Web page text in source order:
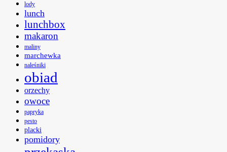
lody
lunch
lunchbox
makaron
maliny
marchewka
naleśniki
obiad
orzechy
owoce
papryka
pesto
placki
pomidory